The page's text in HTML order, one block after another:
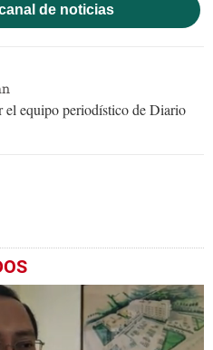
de noticias
equipo periodístico de Diario